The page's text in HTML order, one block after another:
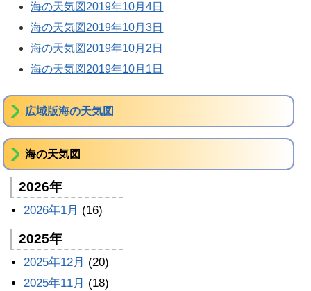
海の天気図2019年10月4日
海の天気図2019年10月3日
海の天気図2019年10月2日
海の天気図2019年10月1日
広域版海の天気図
海の天気図
2026年
2026年1月 (16)
2025年
2025年12月 (20)
2025年11月 (18)